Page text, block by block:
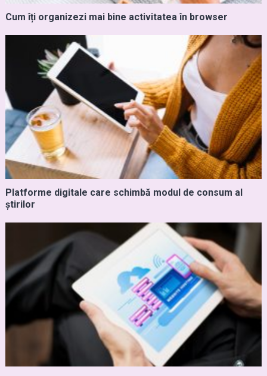
Cum îți organizezi mai bine activitatea în browser
Platforme digitale care schimbă modul de consum al
știrilor